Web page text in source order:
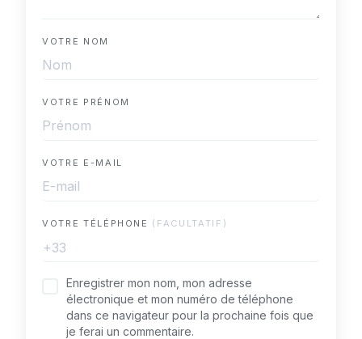
VOTRE NOM
VOTRE PRÉNOM
VOTRE E-MAIL
VOTRE TÉLÉPHONE (FACULTATIF)
+33
Enregistrer mon nom, mon adresse
électronique et mon numéro de téléphone
dans ce navigateur pour la prochaine fois que
je ferai un commentaire.